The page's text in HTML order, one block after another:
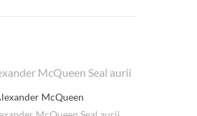
McQueen